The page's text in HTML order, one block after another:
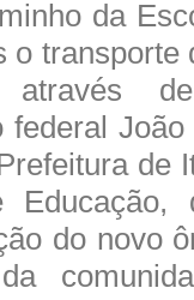
da
o transporte
federal
de
do novo